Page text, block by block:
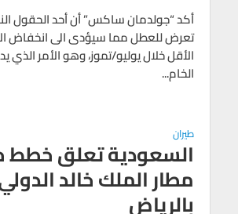
أكد “جولدمان ساكس” أن أحد الحقول
تعرض للعطل مما سيؤدى الى انخفاض
الأقل خلال يوليو/تموز، وهو الأمر
الخام...
طيران
السعودية تعلق
مطار الملك خالد
بالرياض